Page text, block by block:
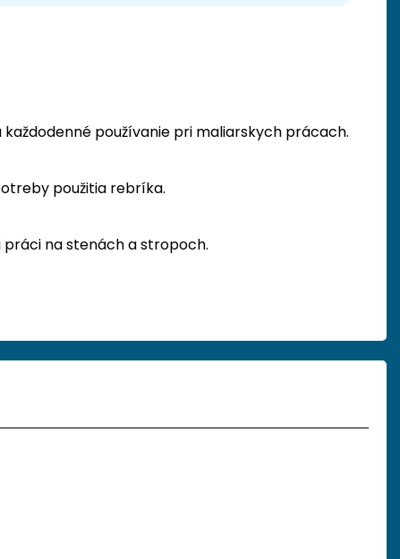
používanie pri maliarskych prácach.
použitia rebríka.
na stenách a stropoch.